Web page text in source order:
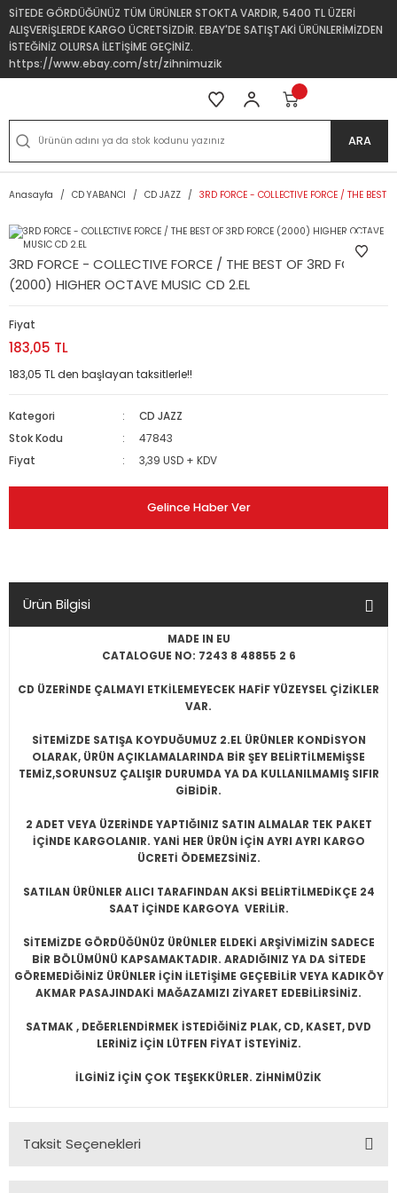
SİTEDE GÖRDÜĞÜNÜZ TÜM ÜRÜNLER STOKTA VARDIR, 5400 TL ÜZERİ
ALIŞVERİŞLERDE KARGO ÜCRETSİZDİR. EBAY'DE SATIŞTAKİ ÜRÜNLERİMİZDEN
İSTEĞİNİZ OLURSA İLETİŞİME GEÇİNİZ.
https://www.ebay.com/str/zihnimuzik
ARA
Anasayfa CD YABANCI CD JAZZ 3RD FORCE - COLLECTIVE FORCE / THE
3RD FORCE - COLLECTIVE FORCE / THE BEST OF 3RD FORCE
(2000) HIGHER OCTAVE MUSIC CD 2.EL
Fiyat
183,05 TL
183,05 TL den başlayan taksitlerle!!
Kategori
CD JAZZ
Stok Kodu
47843
Fiyat
3,39 USD + KDV
Gelince Haber Ver
Ürün Bilgisi
MADE IN EU
CATALOGUE NO: 7243 8 48855 2 6
CD ÜZERİNDE ÇALMAYI ETKİLEMEYECEK HAFİF YÜZEYSEL ÇİZİKLER
VAR.
SİTEMİZDE SATIŞA KOYDUĞUMUZ 2.EL ÜRÜNLER KONDİSYON
OLARAK, ÜRÜN AÇIKLAMALARINDA BİR ŞEY BELİRTİLMEMİŞSE
TEMİZ,SORUNSUZ ÇALIŞIR DURUMDA YA DA KULLANILMAMIŞ SIFIR
GİBİDİR.
2 ADET VEYA ÜZERİNDE YAPTIĞINIZ SATIN ALMALAR TEK PAKET
İÇİNDE KARGOLANIR. YANİ HER ÜRÜN İÇİN AYRI AYRI KARGO
ÜCRETİ ÖDEMEZSİNİZ.
SATILAN ÜRÜNLER ALICI TARAFINDAN AKSİ BELİRTİLMEDİKÇE 24
SAAT İÇİNDE KARGOYA VERİLİR.
SİTEMİZDE GÖRDÜĞÜNÜZ ÜRÜNLER ELDEKİ ARŞİVİMİZİN SADECE
BİR BÖLÜMÜNÜ KAPSAMAKTADIR. ARADIĞINIZ YA DA SİTEDE
GÖREMEDİĞİNİZ ÜRÜNLER İÇİN İLETİŞİME GEÇEBİLİR VEYA KADIKÖY
AKMAR PASAJINDAKİ MAĞAZAMIZI ZİYARET EDEBİLİRSİNİZ.
SATMAK , DEĞERLENDİRMEK İSTEDİĞİNİZ PLAK, CD, KASET, DVD
LERİNİZ İÇİN LÜTFEN FİYAT İSTEYİNİZ.
İLGİNİZ İÇİN ÇOK TEŞEKKÜRLER. ZİHNİMÜZİK
Taksit Seçenekleri